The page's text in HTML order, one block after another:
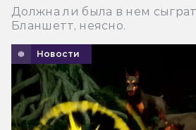
Должна ли была в нем
Бланшетт, неясно.
Новости